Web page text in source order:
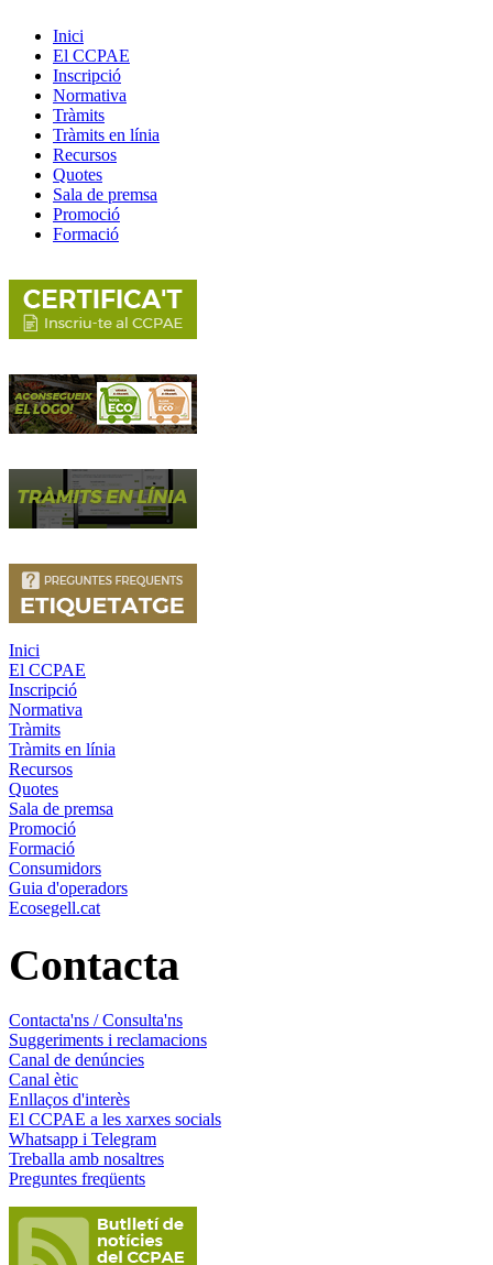
Inici
El CCPAE
Inscripció
Normativa
Tràmits
Tràmits en línia
Recursos
Quotes
Sala de premsa
Promoció
Formació
Inici
El CCPAE
Inscripció
Normativa
Tràmits
Tràmits en línia
Recursos
Quotes
Sala de premsa
Promoció
Formació
Consumidors
Guia d'operadors
Ecosegell.cat
Contacta
Contacta'ns / Consulta'ns
Suggeriments i reclamacions
Canal de denúncies
Canal ètic
Enllaços d'interès
El CCPAE a les xarxes socials
Whatsapp i Telegram
Treballa amb nosaltres
Preguntes freqüents